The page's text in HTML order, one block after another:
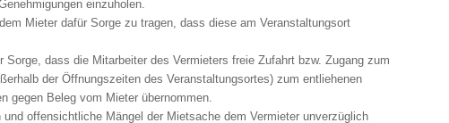
einzuholen.
Mieter dafür Sorge zu tragen, dass diese am Veranstaltungsort
dass die Mitarbeiter des Vermieters freie Zufahrt bzw. Zugang zum
der Öffnungszeiten des Veranstaltungsortes) zum entliehenen
gegen Beleg vom Mieter übernommen.
offensichtliche Mängel der Mietsache dem Vermieter unverzüglich